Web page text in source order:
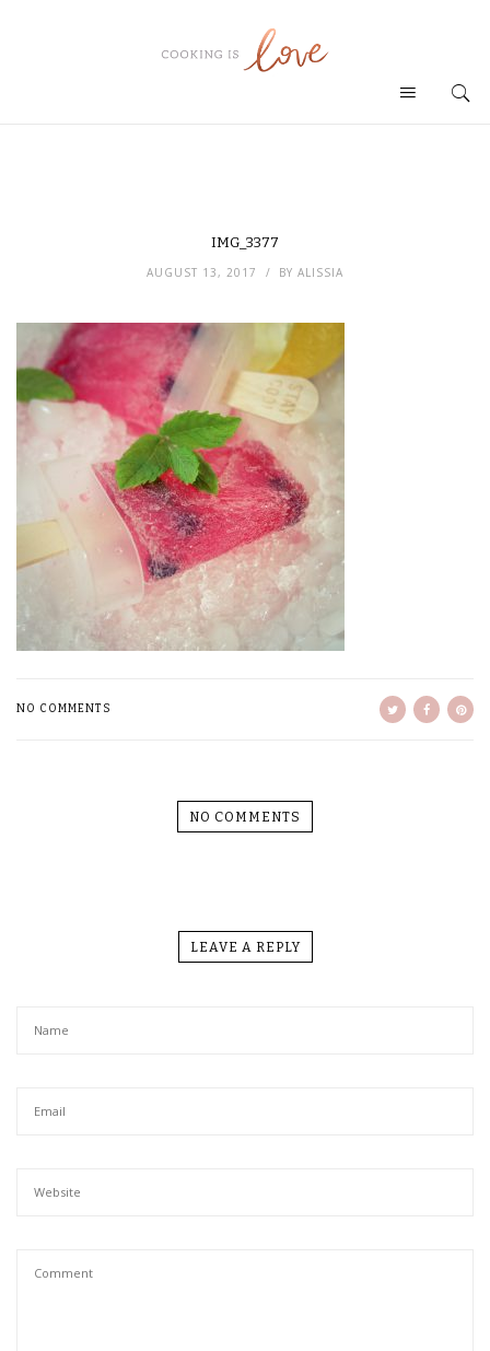
IMG_3377
AUGUST 13, 2017 BY ALISSIA
NO COMMENTS
NO COMMENTS
LEAVE A REPLY